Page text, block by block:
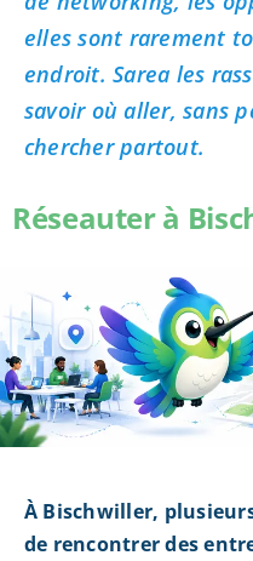
elles sont rarement
endroit. Sarea les
savoir où aller, sans
chercher partout.
Réseauter à
À Bischwiller,
de rencontrer des